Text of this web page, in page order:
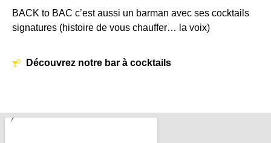
BACK to BAC c’est aussi un barman avec ses cocktails
signatures (histoire de vous chauffer… la voix)
Découvrez notre bar à cocktails